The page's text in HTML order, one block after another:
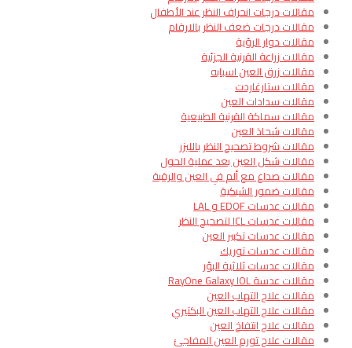
مقالات درجات انحراف النظر عند الأطفال
مقالات درجات ضعف النظر بالارقام
مقالات دوار الرؤية
مقالات زراعة القرنية الجزئية
مقالات زرق العين اسبابه
مقالات ستارغاردت
مقالات سدادات العين
مقالات سماكة القرنية الطبيعية
مقالات شحاذ العين
مقالات شروط تصحيح النظر بالليزر
مقالات شكل العين بعد عملية الحول
مقالات صداع مع ألم في العين والرقبة
مقالات ضمور الشبكية
مقالات عدسات EDOF و LAL
مقالات عدسات ICL لتصحيح النظر
مقالات عدسات تكبير العين
مقالات عدسات توريك
مقالات عدسات ثلاثية البؤر
مقالات عدسة RayOne Galaxy IOL
مقالات علاج التهاب العين
مقالات علاج التهاب العين البكتيري
مقالات علاج انتفاخ العين
مقالات علاج تورم العين المفاجئ